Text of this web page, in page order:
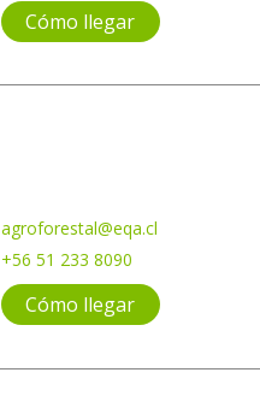
Cómo llegar
agroforestal@eqa.cl
+56 51 233 8090
Cómo llegar